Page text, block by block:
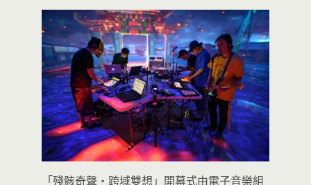
「殘骸奇聲・跨域雙想」開幕式由電子音樂組